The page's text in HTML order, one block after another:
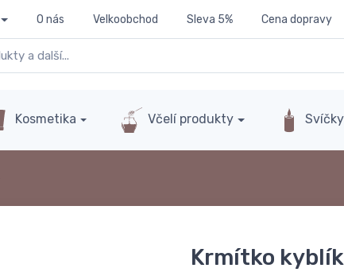
O nás Velkoobchod Sleva 5% Cena dopravy
Kosmetika Včelí produkty Svíčky
Krmítko